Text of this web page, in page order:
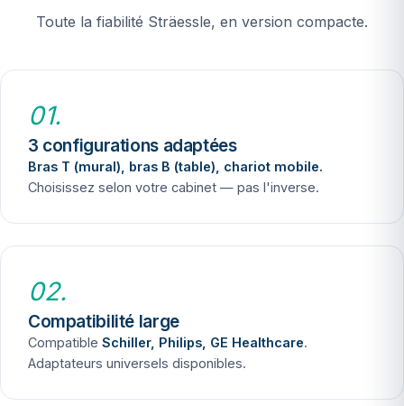
Toute la fiabilité Sträessle, en version compacte.
01.
3 configurations adaptées
Bras T (mural), bras B (table), chariot mobile.
Choisissez selon votre cabinet — pas l'inverse.
02.
Compatibilité large
Compatible Schiller, Philips, GE Healthcare.
Adaptateurs universels disponibles.